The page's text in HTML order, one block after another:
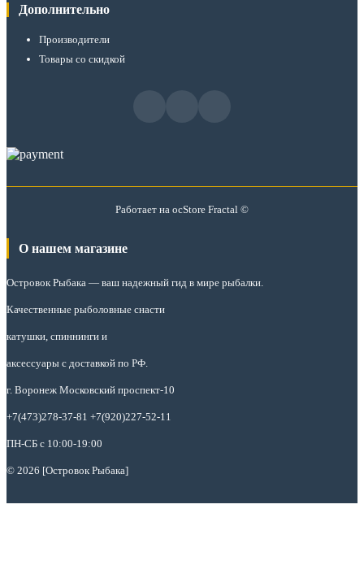
Дополнительно
Производители
Товары со скидкой
Работает на ocStore Fractal ©
О нашем магазине
Островок Рыбака — ваш надежный гид в мире рыбалки.
Качественные рыболовные снасти
катушки, спиннинги и
аксессуары с доставкой по РФ.
г. Воронеж Московский проспект-10
+7(473)278-37-81 +7(920)227-52-11
ПН-СБ с 10:00-19:00
© 2026 [Островок Рыбака]